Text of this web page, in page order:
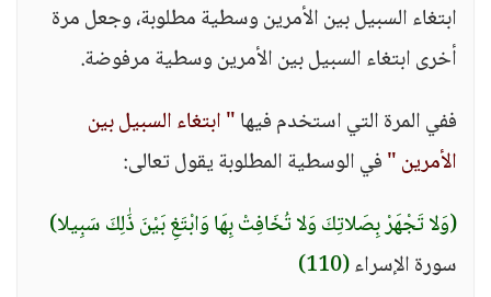
ابتغاء السبيل بين الأمرين وسطية مطلوبة، وجعل مرة
أخرى ابتغاء السبيل بين الأمرين وسطية مرفوضة.
ففي المرة التي استخدم فيها" ابتغاء السبيل بين
الأمرين "في الوسطية المطلوبة يقول تعالى:
(وَلا تَجْهَرْ بِصَلاتِكَ وَلا تُخَافِتْ بِهَا وَابْتَغِ بَيْنَ ذَٰلِكَ سَبِيلا)
سورة الإسراء(110)